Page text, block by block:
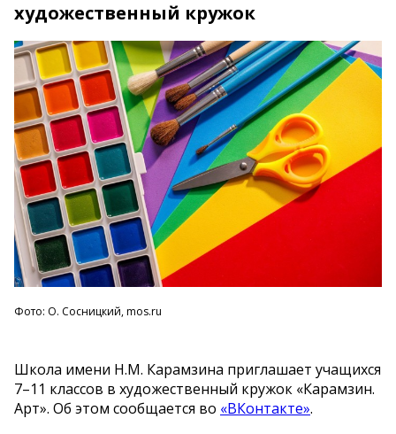
художественный кружок
Фото: О. Сосницкий, mos.ru
Школа имени Н.М. Карамзина приглашает учащихся
7–11 классов в художественный кружок «Карамзин.
Арт». Об этом сообщается во «ВКонтакте».